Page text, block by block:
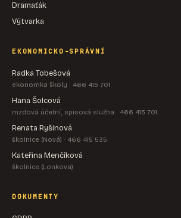
Dramaťák
Výtvarka
EKONOMICKO-SPRÁVNÍ
Radka Tobešová
ekonomka školy · 466 415 701
Hana Šolcová
mzdová účetní, spisová služba · 466 415 701
Renata Ryšinová
školnice (Nová) · 466 415 535
Kateřina Menčíková
školnice (Lonkova)
DOKUMENTY